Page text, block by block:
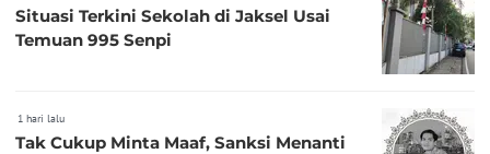
Situasi Terkini Sekolah di Jaksel Usai
Temuan 995 Senpi
1 hari lalu
Tak Cukup Minta Maaf, Sanksi Menanti